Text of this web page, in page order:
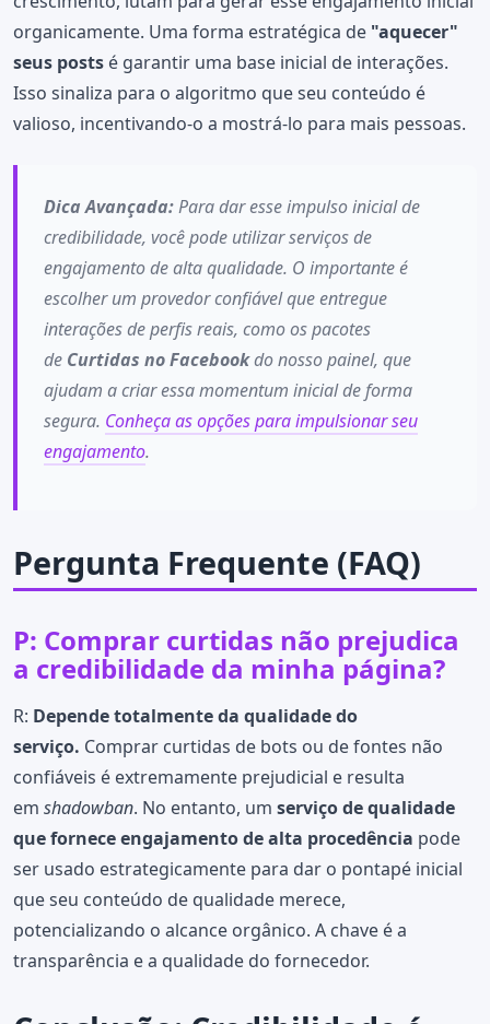
organicamente. Uma forma estratégica de "aquecer"
seus posts é garantir uma base inicial de interações.
Isso sinaliza para o algoritmo que seu conteúdo é
valioso, incentivando-o a mostrá-lo para mais pessoas.
Dica Avançada:Para dar esse impulso inicial de
credibilidade, você pode utilizar serviços de
engajamento de alta qualidade. O importante é
escolher um provedor confiável que entregue
interações de perfis reais, como os pacotes
de Curtidas no Facebookdo nosso painel, que
ajudam a criar essa momentum inicial de forma
segura. Conheça as opções para impulsionar seu
engajamento.
Pergunta Frequente (FAQ)
P: Comprar curtidas não prejudica
a credibilidade da minha página?
R: Depende totalmente da qualidade do
serviço. Comprar curtidas de bots ou de fontes não
confiáveis é extremamente prejudicial e resulta
em shadowban. No entanto, um serviço de qualidade
que fornece engajamento de alta procedência pode
ser usado estrategicamente para dar o pontapé inicial
que seu conteúdo de qualidade merece,
potencializando o alcance orgânico. A chave é a
transparência e a qualidade do fornecedor.